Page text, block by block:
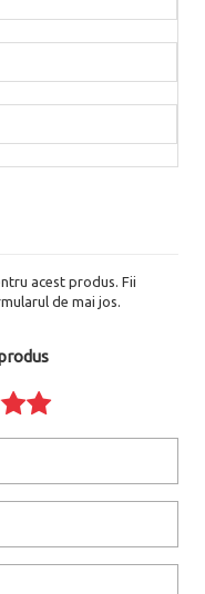
acest produs. Fii
de mai jos.